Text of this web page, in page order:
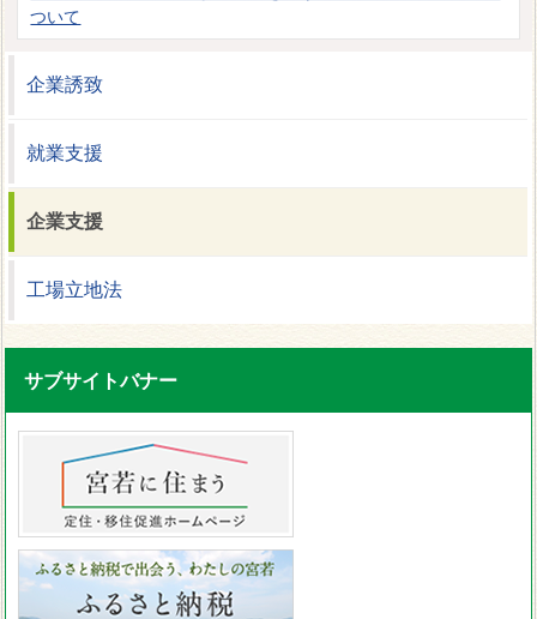
ついて
企業誘致
就業支援
企業支援
工場立地法
サブサイトバナー